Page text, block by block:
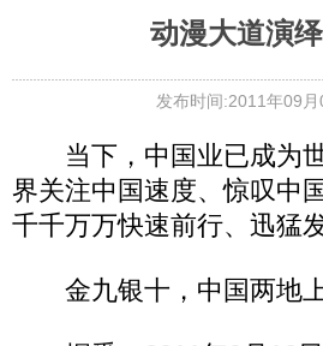
动漫大道演
发布时间:2011年09
当下，中国业已成为世
界关注中国速度、惊叹中
千千万万快速前行、迅猛
金九银十，中国两地